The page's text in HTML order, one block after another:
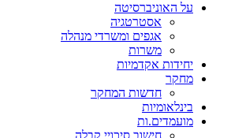
על האוניברסיטה
אסטרטגיה
אגפים ומשרדי מנהלה
משרות
יחידות אקדמיות
מחקר
חדשות המחקר
בינלאומיות
מועמדים.ות
חישוב סיכויי קבלה